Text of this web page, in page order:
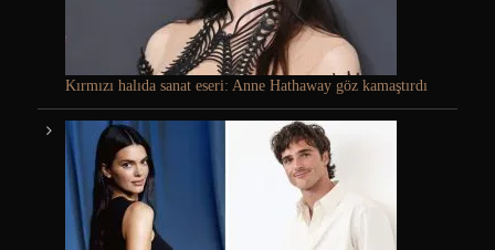
Kırmızı halıda sanat eseri: Anne Hathaway göz kamaştırdı